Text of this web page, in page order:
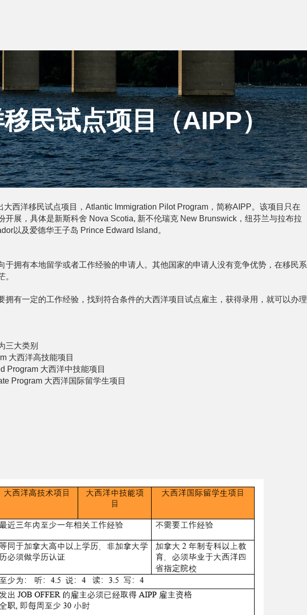
民试点项目（AIPP）
西洋移民试点项目，Atlantic Immigration Pilot Program，简称AIPP。该项目只在
开展，具体是新斯科舍 Nova Scotia, 新不伦瑞克 New Brunswick，纽芬兰与拉布拉
以及爱德华王子岛 Prince Edward Island。
于拥有本地留学或者工作经验的申请人。其他国家的申请人没有竞争优势，在移民系
。
拥有一定的工作经验，找到符合条件的大西洋项目试点雇主，获得录用，就可以办理
三大类别
大西洋高技能项目
Program 大西洋中技能项目
Program 大西洋国际留学生项目